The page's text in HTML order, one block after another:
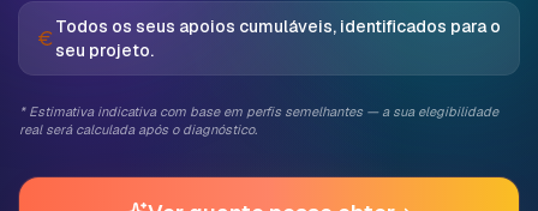
Todos os seus apoios cumuláveis, identificados para o
seu projeto.
* Estimativa indicativa com base em perfis semelhantes — a sua elegibilidade
real será calculada após o diagnóstico.